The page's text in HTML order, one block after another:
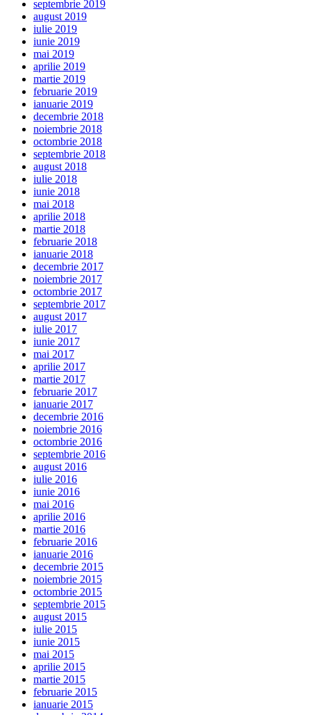
septembrie 2019
august 2019
iulie 2019
iunie 2019
mai 2019
aprilie 2019
martie 2019
februarie 2019
ianuarie 2019
decembrie 2018
noiembrie 2018
octombrie 2018
septembrie 2018
august 2018
iulie 2018
iunie 2018
mai 2018
aprilie 2018
martie 2018
februarie 2018
ianuarie 2018
decembrie 2017
noiembrie 2017
octombrie 2017
septembrie 2017
august 2017
iulie 2017
iunie 2017
mai 2017
aprilie 2017
martie 2017
februarie 2017
ianuarie 2017
decembrie 2016
noiembrie 2016
octombrie 2016
septembrie 2016
august 2016
iulie 2016
iunie 2016
mai 2016
aprilie 2016
martie 2016
februarie 2016
ianuarie 2016
decembrie 2015
noiembrie 2015
octombrie 2015
septembrie 2015
august 2015
iulie 2015
iunie 2015
mai 2015
aprilie 2015
martie 2015
februarie 2015
ianuarie 2015